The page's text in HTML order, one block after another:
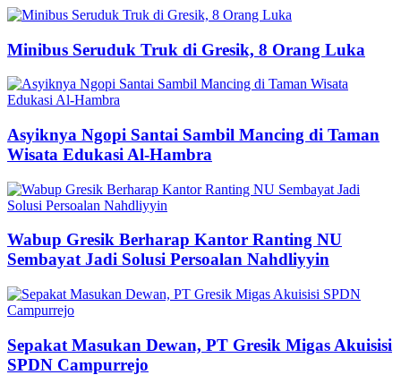
Minibus Seruduk Truk di Gresik, 8 Orang Luka
Asyiknya Ngopi Santai Sambil Mancing di Taman
Wisata Edukasi Al-Hambra
Wabup Gresik Berharap Kantor Ranting NU
Sembayat Jadi Solusi Persoalan Nahdliyyin
Sepakat Masukan Dewan, PT Gresik Migas Akuisisi
SPDN Campurrejo